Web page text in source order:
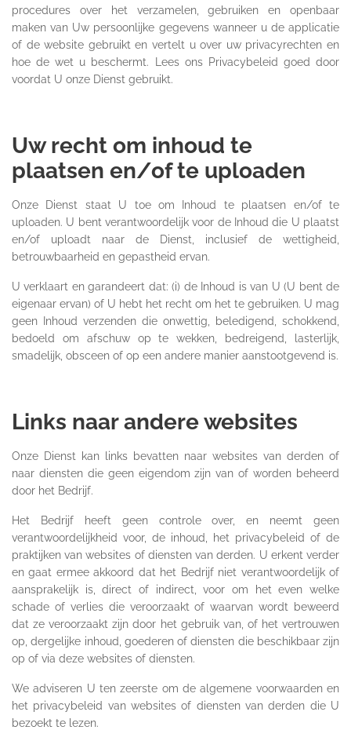
procedures over het verzamelen, gebruiken en openbaar
maken van Uw persoonlijke gegevens wanneer u de applicatie
of de website gebruikt en vertelt u over uw privacyrechten en
hoe de wet u beschermt. Lees ons Privacybeleid goed door
voordat U onze Dienst gebruikt.
Uw recht om inhoud te
plaatsen en/of te uploaden
Onze Dienst staat U toe om Inhoud te plaatsen en/of te
uploaden. U bent verantwoordelijk voor de Inhoud die U plaatst
en/of uploadt naar de Dienst, inclusief de wettigheid,
betrouwbaarheid en gepastheid ervan.
U verklaart en garandeert dat: (i) de Inhoud is van U (U bent de
eigenaar ervan) of U hebt het recht om het te gebruiken. U mag
geen Inhoud verzenden die onwettig, beledigend, schokkend,
bedoeld om afschuw op te wekken, bedreigend, lasterlijk,
smadelijk, obsceen of op een andere manier aanstootgevend is.
Links naar andere websites
Onze Dienst kan links bevatten naar websites van derden of
naar diensten die geen eigendom zijn van of worden beheerd
door het Bedrijf.
Het Bedrijf heeft geen controle over, en neemt geen
verantwoordelijkheid voor, de inhoud, het privacybeleid of de
praktijken van websites of diensten van derden. U erkent verder
en gaat ermee akkoord dat het Bedrijf niet verantwoordelijk of
aansprakelijk is, direct of indirect, voor om het even welke
schade of verlies die veroorzaakt of waarvan wordt beweerd
dat ze veroorzaakt zijn door het gebruik van, of het vertrouwen
op, dergelijke inhoud, goederen of diensten die beschikbaar zijn
op of via deze websites of diensten.
We adviseren U ten zeerste om de algemene voorwaarden en
het privacybeleid van websites of diensten van derden die U
bezoekt te lezen.